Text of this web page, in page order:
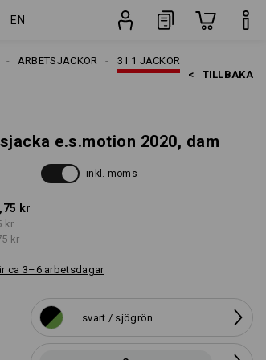
EN
3 I 1 JACKOR
ARBETSJACKOR
< TILLBAKA
e.s.motion 2020, dam
inkl. moms
kr
kr
kr
ca 3–6 arbetsdagar
svart / sjögrön